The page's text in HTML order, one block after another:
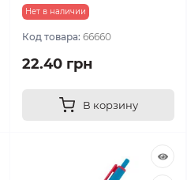
Нет в наличии
Код товара: 66660
22.40 грн
В корзину